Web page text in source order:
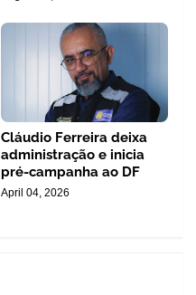
Cláudio Ferreira deixa
administração e inicia
pré-campanha ao DF
April 04, 2026